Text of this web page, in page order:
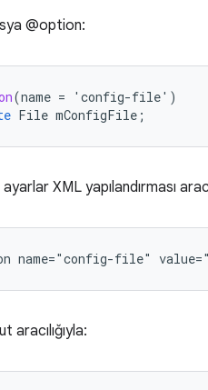
@option:
(name = ' config-file' )
File mConfigFile ;
ayarlar XML yapılandırması
name="config-file"
aracılığıyla: